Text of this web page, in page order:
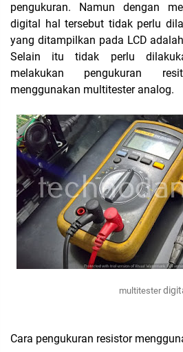
pengukuran. Namun dengan
digital hal tersebut tidak perlu
yang ditampilkan pada LCD
Selain itu tidak perlu
melakukan pengukuran
menggunakan multitester analog.
multitester
Cara pengukuran resistor